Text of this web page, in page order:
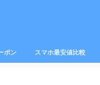
ポン スマホ最安値比較